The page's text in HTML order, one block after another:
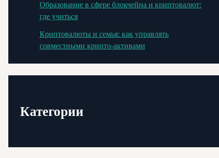
Образование в сфере блокчейна и криптовалют:
где учиться
Криптовалюты и семья: как управлять
совместными крипто-активами
Категории